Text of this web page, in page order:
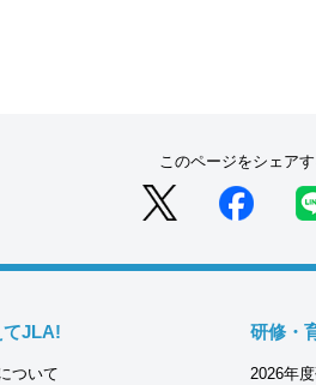
このページをシェア
てJLA!
ついて
研修・
2026年